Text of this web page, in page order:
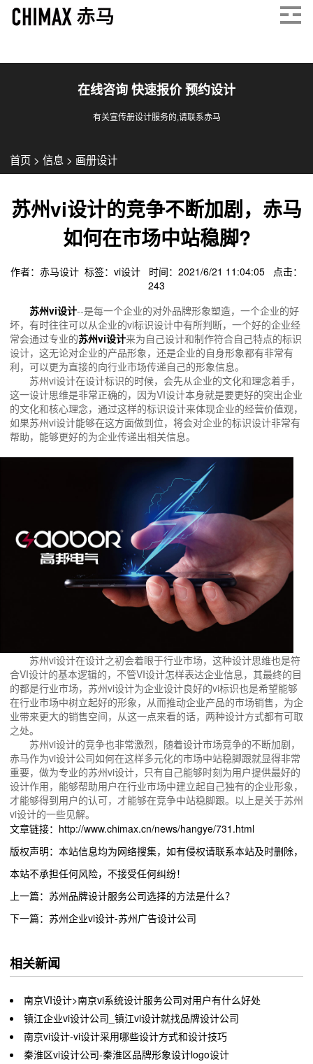
在线咨询 快速报价 预约设计
有关宣传册设计服务的,请联系赤马
首页 > 信息 > 画册设计
苏州vi设计的竞争不断加剧，赤马
如何在市场中站稳脚?
作者：赤马设计 标签： vi设计
时间：2021/6/21 11:04:05 点击：
243
苏州vi设计--是每一个企业的对外品牌形象塑造，一个企业的好
坏，有时往往可以从企业的vi标识设计中有所判断，一个好的企业经
常会通过专业的苏州vi设计来为自己设计和制作符合自己特点的标识
设计，这无论对企业的产品形象，还是企业的自身形象都有非常有
利，可以更为直接的向行业市场传递自己的形象信息。
苏州vi设计在设计标识的时候，会先从企业的文化和理念着手，
这一设计思维是非常正确的，因为VI设计本身就是要更好的突出企业
的文化和核心理念，通过这样的标识设计来体现企业的经营价值观，
如果苏州vi设计能够在这方面做到位，将会对企业的标识设计非常有
帮助，能够更好的为企业传递出相关信息。
苏州vi设计在设计之初会着眼于行业市场，这种设计思维也是符
合VI设计的基本逻辑的，不管VI设计怎样表达企业信息，其最终的目
的都是行业市场，苏州vi设计为企业设计良好的vi标识也是希望能够
在行业市场中树立起好的形象，从而推动企业产品的市场销售，为企
业带来更大的销售空间，从这一点来看的话，两种设计方式都有可取
之处。
苏州vi设计的竞争也非常激烈，随着设计市场竞争的不断加剧，
赤马作为vi设计公司如何在这样多元化的市场中站稳脚跟就显得非常
重要，做为专业的苏州vi设计，只有自己能够时刻为用户提供最好的
设计作用，能够帮助用户在行业市场中建立起自己独有的企业形象，
才能够得到用户的认可，才能够在竞争中站稳脚跟。以上是关于苏州
vi设计的一些见解。
文章链接：http://www.chimax.cn/news/hangye/731.html
版权声明：本站信息均为网络搜集，如有侵权请联系本站及时删除，
本站不承担任何风险，不接受任何纠纷！
上一篇：苏州品牌设计服务公司选择的方法是什么？
下一篇：苏州企业vi设计-苏州广告设计公司
相关新闻
南京VI设计>​南京vi系统设计服务公司对用户有什么好处
镇江企业vi设计公司_镇江vi设计就找品牌设计公司
南京vi设计-vi设计采用哪些设计方式和设计技巧
秦淮区vi设计公司-秦淮区品牌形象设计logo设计